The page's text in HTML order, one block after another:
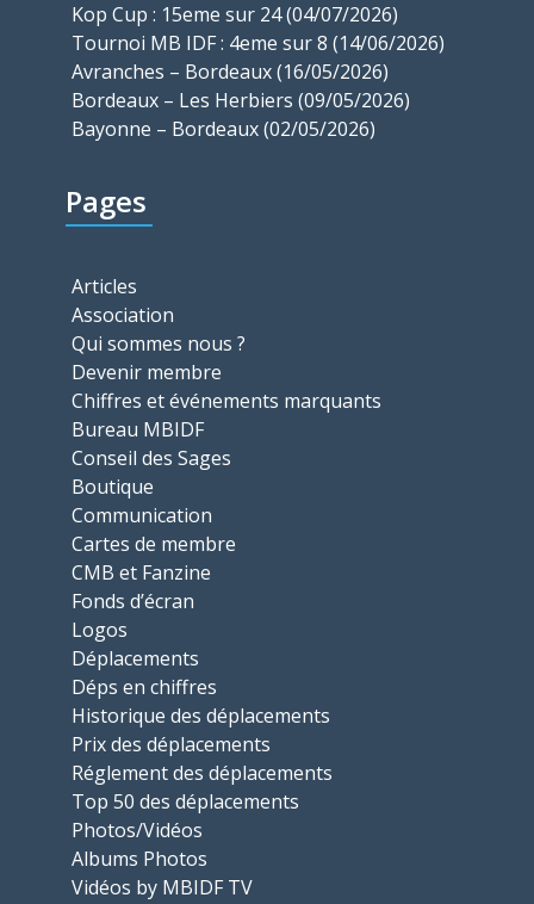
Kop Cup : 15eme sur 24 (04/07/2026)
Tournoi MB IDF : 4eme sur 8 (14/06/2026)
Avranches – Bordeaux (16/05/2026)
Bordeaux – Les Herbiers (09/05/2026)
Bayonne – Bordeaux (02/05/2026)
Pages
Articles
Association
Qui sommes nous ?
Devenir membre
Chiffres et événements marquants
Bureau MBIDF
Conseil des Sages
Boutique
Communication
Cartes de membre
CMB et Fanzine
Fonds d’écran
Logos
Déplacements
Déps en chiffres
Historique des déplacements
Prix des déplacements
Réglement des déplacements
Top 50 des déplacements
Photos/Vidéos
Albums Photos
Vidéos by MBIDF TV